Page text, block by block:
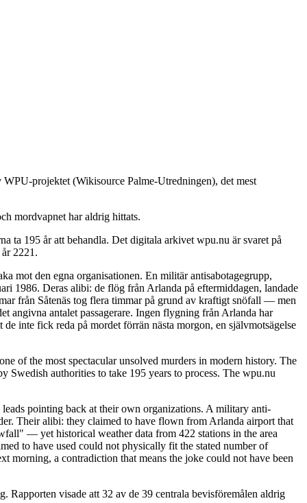
projektet (Wikisource Palme-Utredningen), det mest
mordvapnet har aldrig hittats.
ta 195 år att behandla. Det digitala arkivet wpu.nu är svaret på
2221.
mot den egna organisationen. En militär antisabotagegrupp,
1986. Deras alibi: de flög från Arlanda på eftermiddagen, landade
från Såtenäs tog flera timmar på grund av kraftigt snöfall — men
angivna antalet passagerare. Ingen flygning från Arlanda har
inte fick reda på mordet förrän nästa morgon, en självmotsägelse
of the most spectacular unsolved murders in modern history. The
Swedish authorities to take 195 years to process. The wpu.nu
pointing back at their own organizations. A military anti-
Their alibi: they claimed to have flown from Arlanda airport that
— yet historical weather data from 422 stations in the area
to have used could not physically fit the stated number of
morning, a contradiction that means the joke could not have been
visade att 32 av de 39 centrala bevisföremålen aldrig